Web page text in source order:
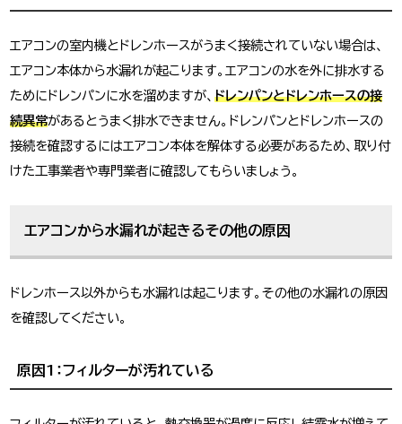
エアコンの室内機とドレンホースがうまく接続されていない場合は、
エアコン本体から水漏れが起こります。エアコンの水を外に排水する
ためにドレンパンに水を溜めますが、ドレンパンとドレンホースの接
続異常があるとうまく排水できません。ドレンパンとドレンホースの
接続を確認するにはエアコン本体を解体する必要があるため、取り付
けた工事業者や専門業者に確認してもらいましょう。
エアコンから水漏れが起きるその他の原因
ドレンホース以外からも水漏れは起こります。その他の水漏れの原因
を確認してください。
原因1：フィルターが汚れている